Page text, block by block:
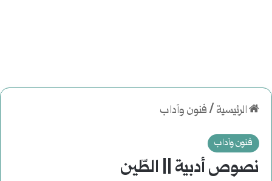
الرئيسية /فنون وآداب
فنون وآداب
نصوص أدبية || الطّين